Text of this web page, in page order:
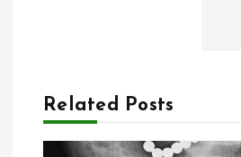
ц
и
Related Posts